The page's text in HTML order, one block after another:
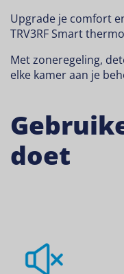
Upgrade je comfort
TRV3RF Smart
Met zoneregeling,
elke kamer aan je
doet